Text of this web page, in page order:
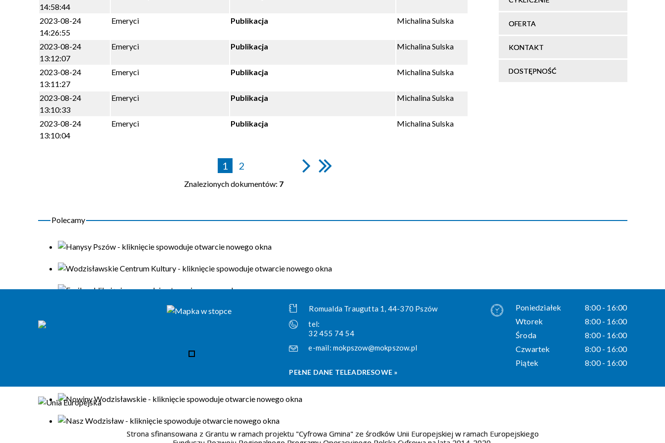
Zdrowy Kręgosłup
High Heels Dance
Latino Solo
Matcraft - Nauka Matematyki W Minecraft
Koło PTTK "Pszów"
14:58:44
2023-08-24
14:26:55
Emeryci Publikacja Michalina Sulska
2023-08-24
13:12:07
Emeryci Publikacja Michalina Sulska
2023-08-24
13:11:27
Emeryci Publikacja Michalina Sulska
2023-08-24
13:10:33
Emeryci Publikacja Michalina Sulska
2023-08-24
13:10:04
Emeryci Publikacja Michalina Sulska
1 2
Znalezionych dokumentów: 7
OFERTA
KONTAKT
DOSTĘPNOŚĆ
Romualda Traugutta 1, 44-370 Pszów
tel:
32 455 74 54
e-mail: mokpszow@mokpszow.pl
PEŁNE DANE TELEADRESOWE »
Poniedziałek
8:00 - 16:00
Wtorek
8:00 - 16:00
Środa
8:00 - 16:00
Czwartek
8:00 - 16:00
Piątek
8:00 - 16:00
Strona sfinansowana z Grantu w ramach projektu "Cyfrowa Gmina" ze środków Unii Europejskiej w ramach Europejskiego